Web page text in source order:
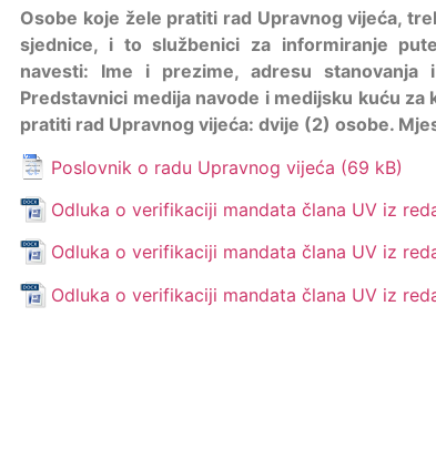
Osobe koje žele pratiti rad Upravnog vijeća,
sjednice, i to službenici za informiranje
navesti: Ime i prezime, adresu
Predstavnici medija navode i medijsku kuću za
pratiti rad Upravnog vijeća: dvije (2) osobe.
Poslovnik o radu Upravnog vijeća
Odluka o verifikaciji mandata člana UV iz
Odluka o verifikaciji mandata člana UV iz
Odluka o verifikaciji mandata člana UV iz